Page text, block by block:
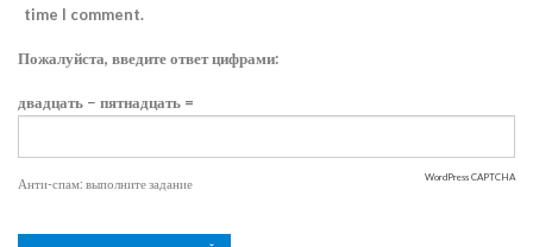
time I comment.
Пожалуйста, введите ответ цифрами:
двадцать − пятнадцать =
Анти-спам: выполните задание WordPress CAPTCHA